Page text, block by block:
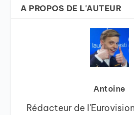
A PROPOS DE L'AUTEUR
Antoine
Rédacteur de